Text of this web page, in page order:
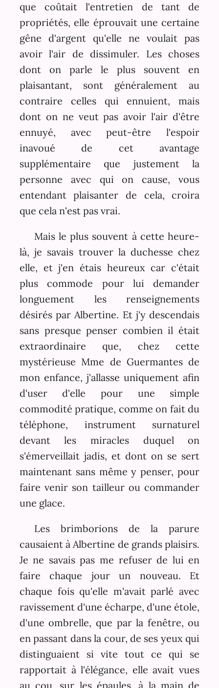
que coûtait l'entretien de tant de
propriétés, elle éprouvait une certaine
gêne d'argent qu'elle ne voulait pas
avoir l'air de dissimuler. Les choses
dont on parle le plus souvent en
plaisantant, sont généralement au
contraire celles qui ennuient, mais
dont on ne veut pas avoir l'air d'être
ennuyé, avec peut-être l'espoir
inavoué de cet avantage
supplémentaire que justement la
personne avec qui on cause, vous
entendant plaisanter de cela, croira
que cela n'est pas vrai.
Mais le plus souvent à cette heure-
là, je savais trouver la duchesse chez
elle, et j'en étais heureux car c'était
plus commode pour lui demander
longuement les renseignements
désirés par Albertine. Et j'y descendais
sans presque penser combien il était
extraordinaire que, chez cette
mystérieuse Mme de Guermantes de
mon enfance, j'allasse uniquement afin
d'user d'elle pour une simple
commodité pratique, comme on fait du
téléphone, instrument surnaturel
devant les miracles duquel on
s'émerveillait jadis, et dont on se sert
maintenant sans même y penser, pour
faire venir son tailleur ou commander
une glace.
Les brimborions de la parure
causaient à Albertine de grands plaisirs.
Je ne savais pas me refuser de lui en
faire chaque jour un nouveau. Et
chaque fois qu'elle m'avait parlé avec
ravissement d'une écharpe, d'une étole,
d'une ombrelle, que par la fenêtre, ou
en passant dans la cour, de ses yeux qui
distinguaient si vite tout ce qui se
rapportait à l'élégance, elle avait vues
au cou, sur les épaules, à la main de